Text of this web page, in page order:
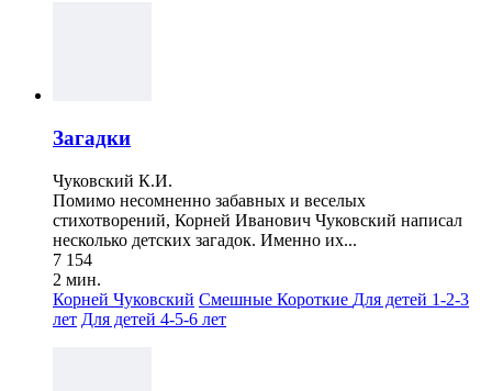
Загадки
Чуковский К.И.
Помимо несомненно забавных и веселых
стихотворений, Корней Иванович Чуковский написал
несколько детских загадок. Именно их...
7 154
2 мин.
Корней Чуковский Смешные Короткие Для детей 1-2-3
лет Для детей 4-5-6 лет